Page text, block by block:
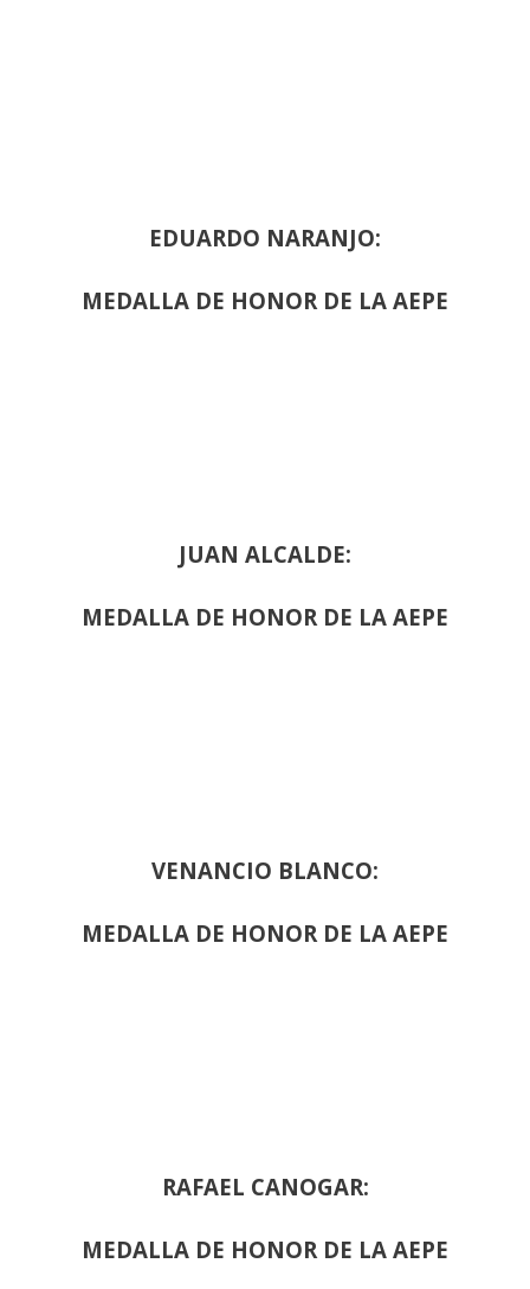
EDUARDO NARANJO:
MEDALLA DE HONOR DE LA AEPE
JUAN ALCALDE:
MEDALLA DE HONOR DE LA AEPE
VENANCIO BLANCO:
MEDALLA DE HONOR DE LA AEPE
RAFAEL CANOGAR:
MEDALLA DE HONOR DE LA AEPE